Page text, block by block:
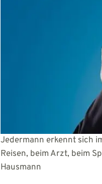
Jedermann erkennt sich
Reisen, beim
Hausmann